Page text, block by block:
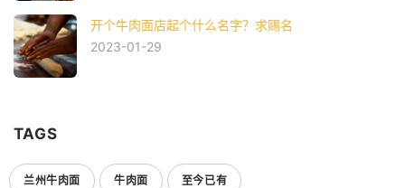
开个牛肉面店起个什么名字？求赐名
2023-01-29
TAGS
兰州牛肉面 牛肉面 至今已有